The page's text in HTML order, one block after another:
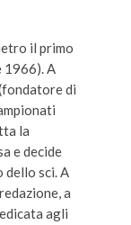
il primo
1966). A
di
la
e decide
dello sci. A
a
agli